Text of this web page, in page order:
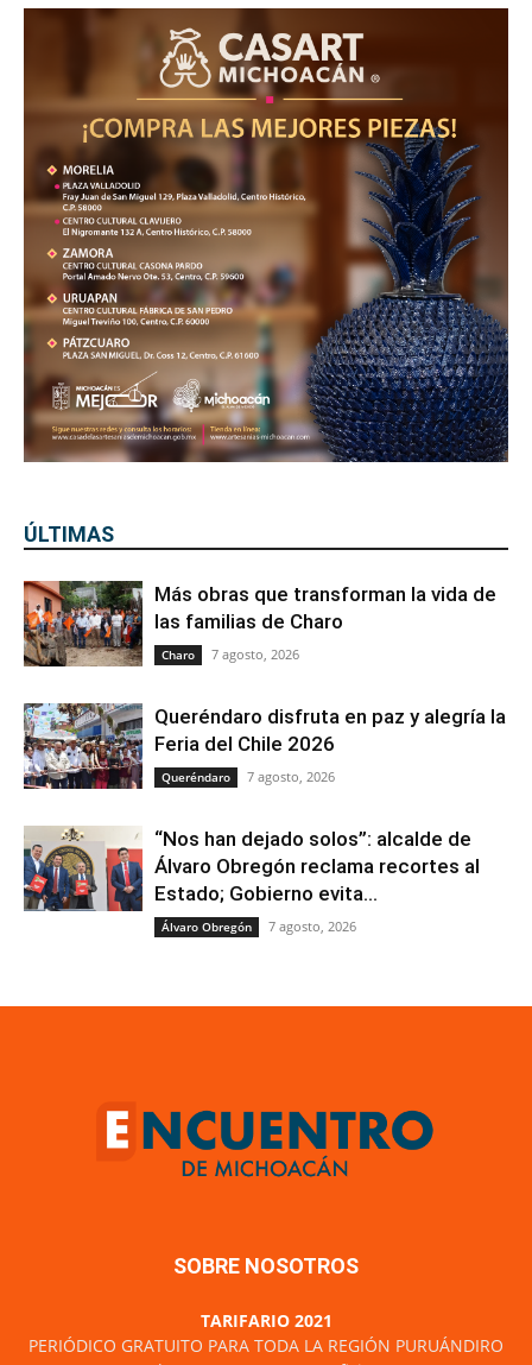
ÚLTIMAS
Más obras que transforman la vida de
las familias de Charo
Charo 7 agosto, 2026
Queréndaro disfruta en paz y alegría la
Feria del Chile 2026
Queréndaro 7 agosto, 2026
“Nos han dejado solos”: alcalde de
Álvaro Obregón reclama recortes al
Estado; Gobierno evita...
Álvaro Obregón 7 agosto, 2026
SOBRE NOSOTROS
TARIFARIO 2021
PERIÓDICO GRATUITO PARA TODA LA REGIÓN PURUÁNDIRO